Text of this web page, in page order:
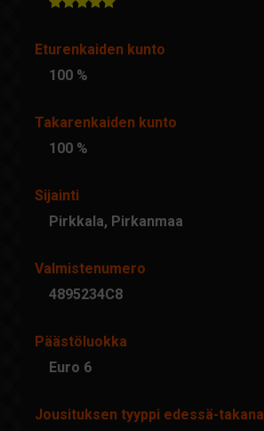
Eturenkaiden kunto
100 %
Takarenkaiden kunto
100 %
Sijainti
Pirkkala, Pirkanmaa
Valmistenumero
4895234C8
Päästöluokka
Euro 6
Jousituksen tyyppi edessä-takana